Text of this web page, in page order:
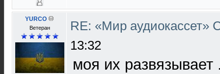
YURCO
Ветеран
RE: «Мир аудиокассет»
13:32
моя их развязывает